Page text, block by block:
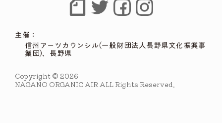
主催：
信州アーツカウンシル(一般財団法人長野県文化振興事
業団)、長野県
Copyright © 2026
NAGANO ORGANIC AIR ALL Rights Reserved.